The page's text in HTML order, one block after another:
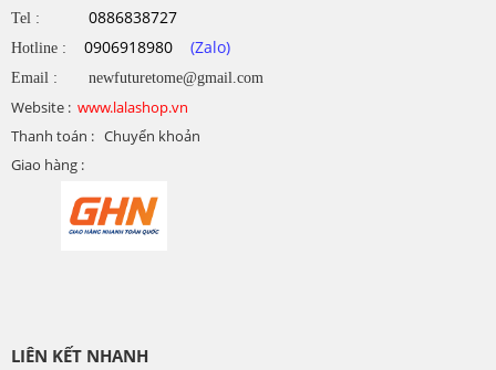
Tel : 0886838727
Hotline : 0906918980 (Zalo)
Email : newfuturetome@gmail.com
Website : www.lalashop.vn
Thanh toán : Chuyển khoản
Giao hàng :
LIÊN KẾT NHANH